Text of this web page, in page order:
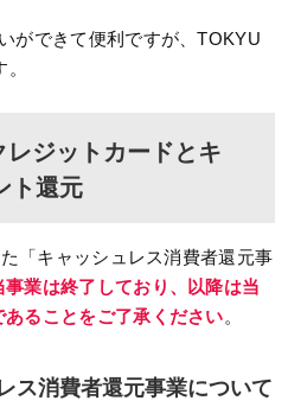
ができて便利ですが、TOKYU
ジットカードとキ
ト還元
「キャッシュレス消費者還元事
事業は終了しており、以降は当
ることをご了承ください。
ス消費者還元事業について